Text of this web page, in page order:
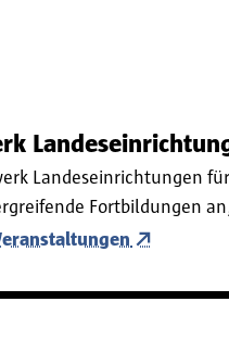
Landeseinrichtungen
Fortbildungen